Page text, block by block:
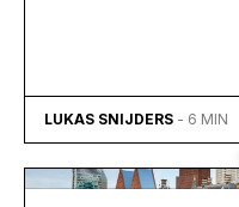
LUKAS SNIJDERS - 6 MIN